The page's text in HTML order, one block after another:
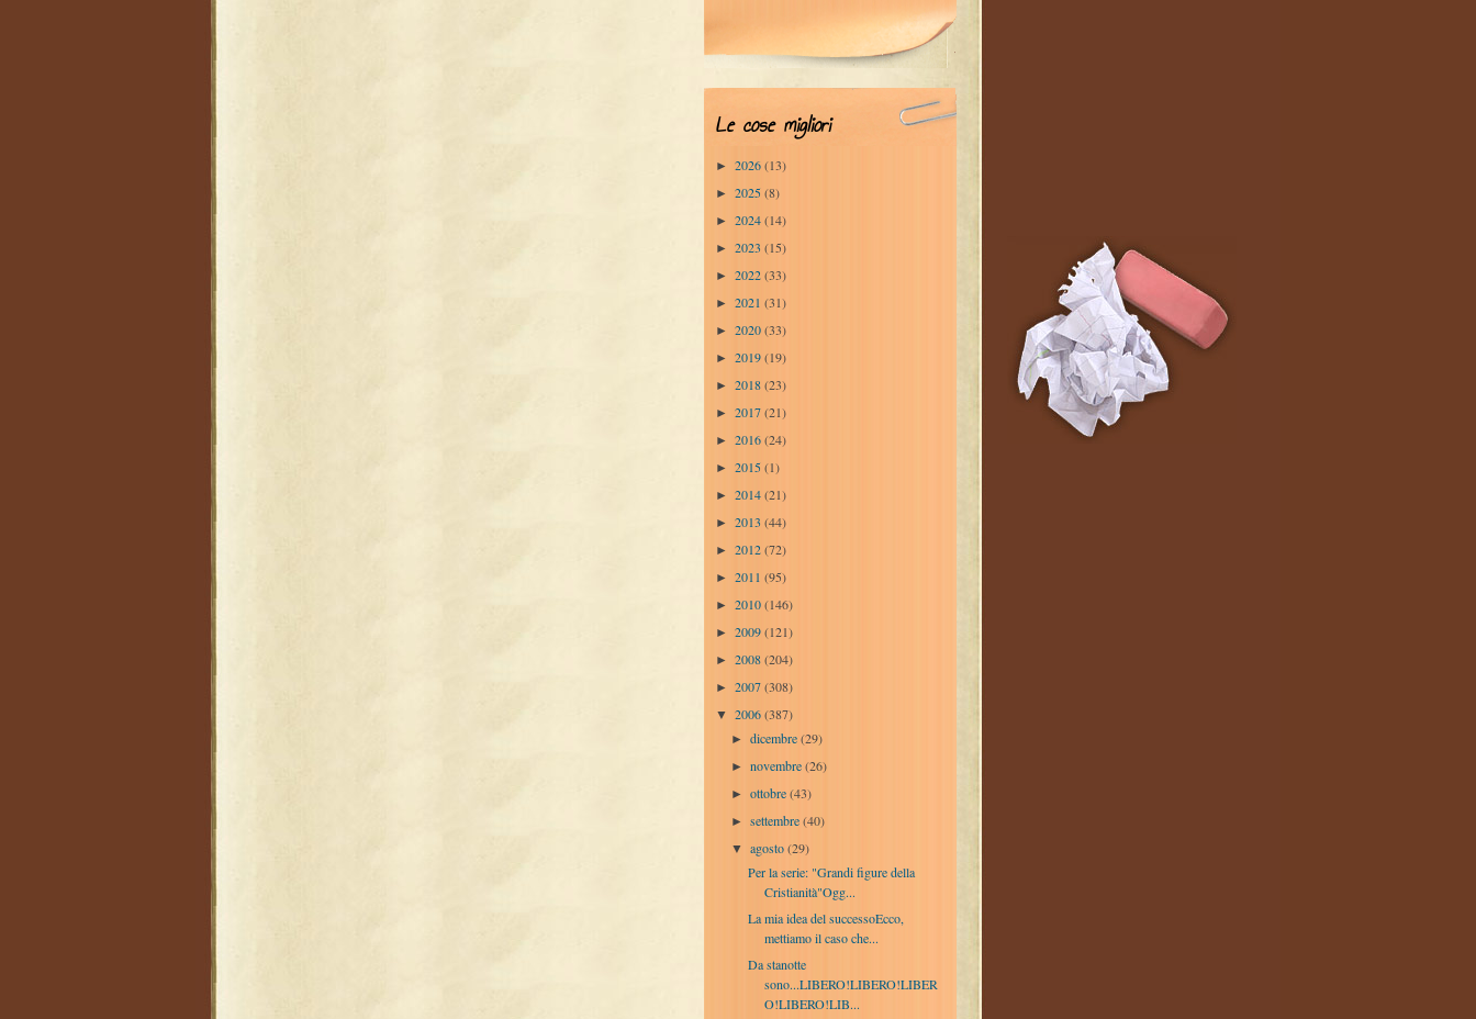
Le cose migliori
► 2026(13)
► 2025(8)
► 2024(14)
► 2023 (15)
► 2022(33)
► 2021 (31)
► 2020(33)
► 2019(19)
► 2018(23)
► 2017(21)
► 2016(24)
► 2015(1)
► 2014(21)
► 2013 (44)
► 2012(72)
► 2011 (95)
► 2010(146)
► 2009(121)
► 2008(204)
► 2007(308)
▼ 2006(387)
►dicembre(29)
►novembre(26)
►ottobre(43)
►settembre(40)
▼agosto(29)
Per la serie: "Grandi figure della
Cristianità"Ogg...
La mia idea del successoEcco,
mettiamo il caso che...
Da stanotte
sono...LIBERO!LIBERO!LIBER
O!LIBERO!LIB...